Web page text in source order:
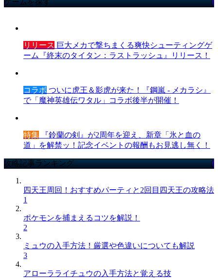
ゲームを探す
リリース 巨大メカで撃ちまくる爽快シューティングゲ
ーム『終末のタイタン：ラストラッシュ』リリース！
コラボ ついに虎王＆影虎が来た！『鋼嵐 - メカラシ』
で「魔神英雄伝ワタル」コラボ後半が開催！
特集 『鈴蘭の剣』が2周年を迎え、新章「氷と血の
道」を解禁ッ！記念イベントの報酬もお見逃し無く！
攻略記事ランキング
四天王周回！おすすめパーティと2回目四天王の攻略法
1
ポケモンを捕まえるコツを解説！
2
ミュウの入手方法！厳選や色違いについても解説
3
アローラライチュウの入手方法と覚える技